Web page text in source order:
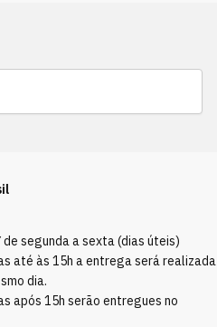
de segunda a sexta (dias úteis)
até às 15h a entrega será realizada
dia.
após 15h serão entregues no